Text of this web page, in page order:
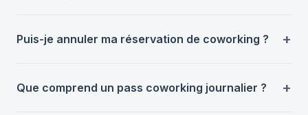
Puis-je annuler ma réservation de coworking ?
Que comprend un pass coworking journalier ?